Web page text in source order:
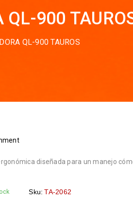
900
QL-900 TAUROS
diseñada para un manejo
Sku: TA-2062